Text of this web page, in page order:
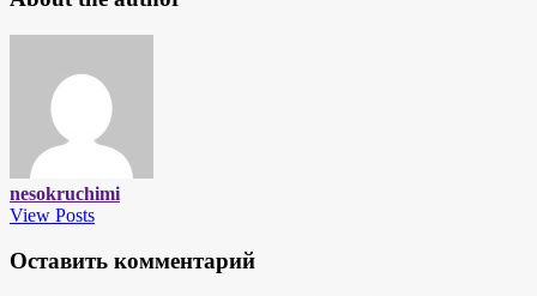
nesokruchimi
View Posts
Оставить комментарий